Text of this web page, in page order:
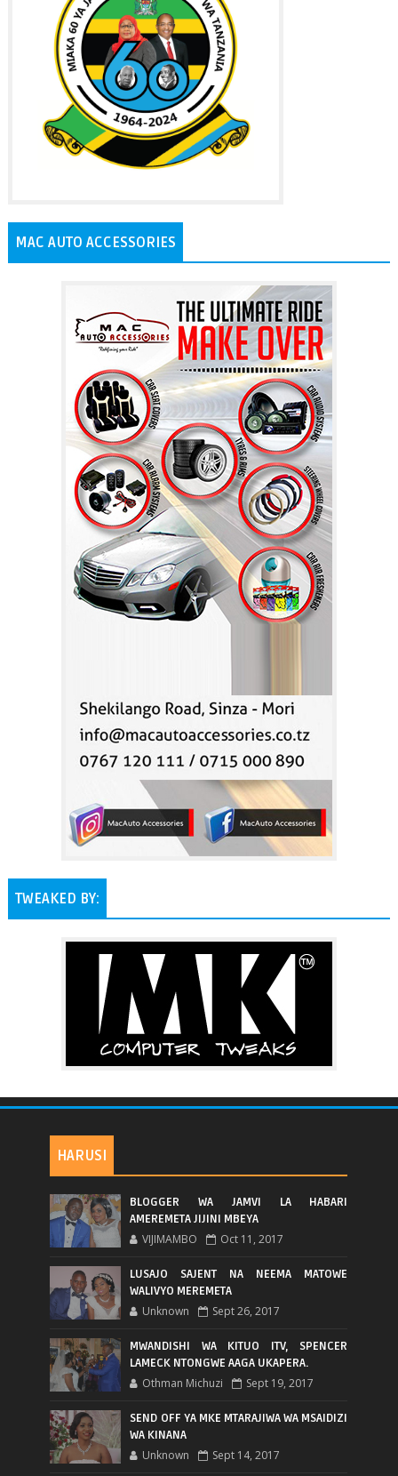
MAC AUTO ACCESSORIES
TWEAKED BY:
HARUSI
BLOGGER WA JAMVI LA HABARI
AMEREMETA JIJINI MBEYA
VIJIMAMBO Oct 11, 2017
LUSAJO SAJENT NA NEEMA MATOWE
WALIVYO MEREMETA
Unknown Sept 26, 2017
MWANDISHI WA KITUO ITV, SPENCER
LAMECK NTONGWE AAGA UKAPERA.
Othman Michuzi Sept 19, 2017
SEND OFF YA MKE MTARAJIWA WA MSAIDIZI
WA KINANA
Unknown Sept 14, 2017